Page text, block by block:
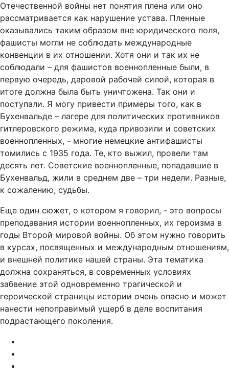
Отечественной войны нет понятия плена или оно
рассматривается как нарушение устава. Пленные
оказывались таким образом вне юридического поля,
фашисты могли не соблюдать международные
конвенции в их отношении. Хотя они и так их не
соблюдали – для фашистов военнопленные были, в
первую очередь, даровой рабочей силой, которая в
итоге должна была быть уничтожена. Так они и
поступали. Я могу привести примеры того, как в
Бухенвальде – лагере для политических противников
гитлеровского режима, куда привозили и советских
военнопленных, - многие немецкие антифашисты
томились с 1935 года. Те, кто выжил, провели там
десять лет. Советские военнопленные, попадавшие в
Бухенвальд, жили в среднем две – три недели. Разные,
к сожалению, судьбы.
Еще один сюжет, о котором я говорил, - это вопросы
преподавания истории военнопленных, их героизма в
годы Второй мировой войны. Об этом нужно говорить
в курсах, посвященных и международным отношениям,
и внешней политике нашей страны. Эта тематика
должна сохраняться, в современных условиях
забвение этой одновременно трагической и
героической страницы истории очень опасно и может
нанести непоправимый ущерб в деле воспитания
подрастающего поколения.